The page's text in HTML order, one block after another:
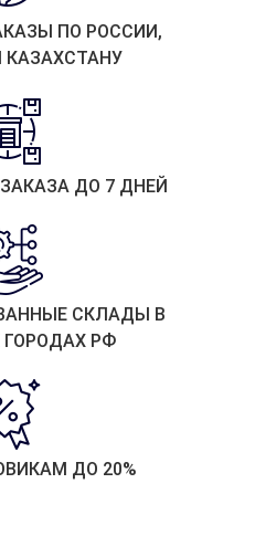
ПО РОССИИ,
КАЗАХСТАНУ
ДО 7 ДНЕЙ
СКЛАДЫ В
РФ
ДО 20%